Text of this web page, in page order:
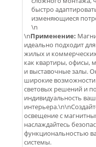
быстро
изменяющиеся
\n
\nПрименение:
идеально подходит
жилых и
как квартиры, офисы,
и выставочные залы.
широкие возможности
световых решений и
индивидуальность
освещение с
наслаждайтесь
функциональностью
системы.